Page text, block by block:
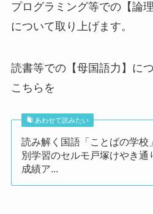
プログラミング等での【論
について取り上げます。
読書等での【母国語力】に
こちらを
あわせて読みたい
読み解く国語「ことばの学校
別学習のセルモ戸塚けやき通
成績ア...